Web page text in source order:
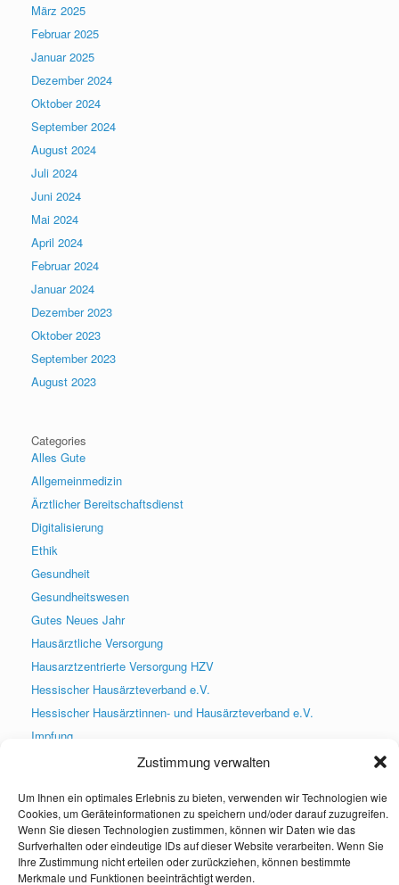
Zustimmung verwalten
Um Ihnen ein optimales Erlebnis zu bieten, verwenden wir Technologien wie
Cookies, um Geräteinformationen zu speichern und/oder darauf zuzugreifen.
Wenn Sie diesen Technologien zustimmen, können wir Daten wie das
Surfverhalten oder eindeutige IDs auf dieser Website verarbeiten. Wenn Sie
Ihre Zustimmung nicht erteilen oder zurückziehen, können bestimmte
Merkmale und Funktionen beeinträchtigt werden.
März 2025
Februar 2025
Januar 2025
Dezember 2024
Oktober 2024
September 2024
August 2024
Juli 2024
Juni 2024
Mai 2024
April 2024
Februar 2024
Januar 2024
Dezember 2023
Oktober 2023
September 2023
August 2023
Categories
Alles Gute
Allgemeinmedizin
Ärztlicher Bereitschaftsdienst
Digitalisierung
Ethik
Gesundheit
Gesundheitswesen
Gutes Neues Jahr
Hausärztliche Versorgung
Hausarztzentrierte Versorgung HZV
Hessischer Hausärzteverband e.V.
Hessischer Hausärztinnen- und Hausärzteverband e.V.
Impfung
Praxis wieder geöffnet
PraxisApp
Praxisneuigkeiten
Presse